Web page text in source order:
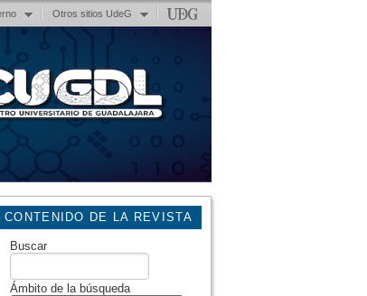
Otros sitios UdeG
CONTENIDO DE LA REVISTA
Buscar
Ámbito de la búsqueda